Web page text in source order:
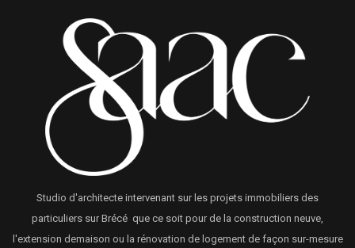
Studio d'architecte intervenant sur les projets immobiliers des
particuliers sur Brécé que ce soit pour de la construction neuve,
l'extension demaison ou la rénovation de logement de façon sur-mesure